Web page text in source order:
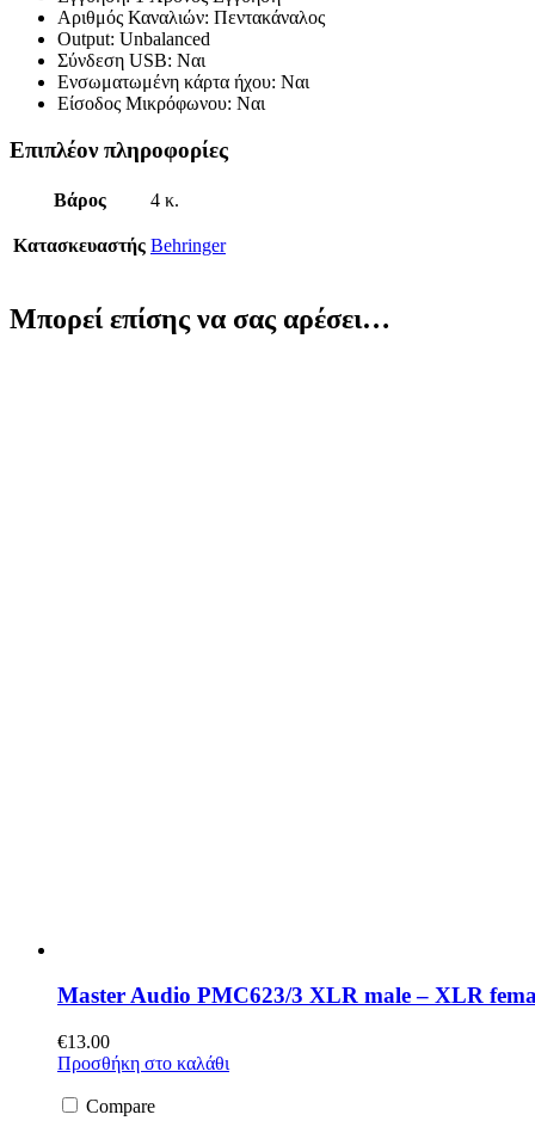
Αριθμός Καναλιών: Πεντακάναλος
Output: Unbalanced
Σύνδεση USB: Ναι
Ενσωματωμένη κάρτα ήχου: Ναι
Είσοδος Μικρόφωνου: Ναι
Επιπλέον πληροφορίες
Βάρος 4 κ.
Κατασκευαστής Behringer
Μπορεί επίσης να σας αρέσει…
Master Audio PMC623/3 XLR male – XLR
€13.00
Προσθήκη στο καλάθι
Compare